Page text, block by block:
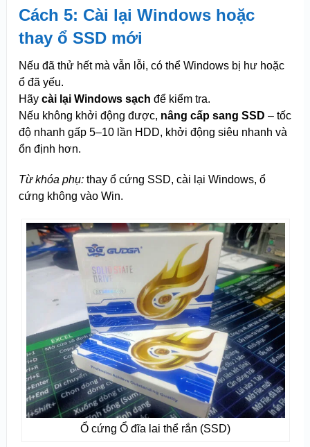
Cách 5: Cài lại Windows hoặc
thay ổ SSD mới
Nếu đã thử hết mà vẫn lỗi, có thể Windows bị hư hoặc
ổ đã yếu.
Hãy cài lại Windows sạch để kiểm tra.
Nếu không khởi động được, nâng cấp sang SSD – tốc
độ nhanh gấp 5–10 lần HDD, khởi động siêu nhanh và
ổn định hơn.
Từ khóa phụ:thay ổ cứng SSD, cài lại Windows, ổ
cứng không vào Win.
Ổ cứng Ổ đĩa lai thể rắn (SSD)